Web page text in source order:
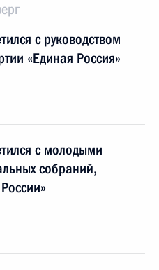
с руководством
«Единая Россия»
с молодыми
собраний,